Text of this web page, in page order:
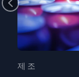
제조